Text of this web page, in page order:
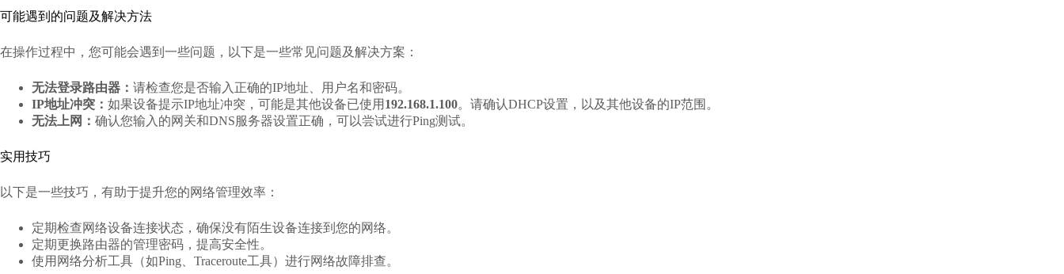
可能遇到的问题及解决方法
在操作过程中，您可能会遇到一些问题，以下是一些常见问题及解决方案：
无法登录路由器： 请检查您是否输入正确的IP地址、用户名和密码。
IP地址冲突： 如果设备提示IP地址冲突，可能是其他设备已使用 192.168.1.100。请确认DHCP设置，以及其他设备的IP范围。
无法上网： 确认您输入的网关和DNS服务器设置正确，可以尝试进行Ping测试。
实用技巧
以下是一些技巧，有助于提升您的网络管理效率：
定期检查网络设备连接状态，确保没有陌生设备连接到您的网络。
定期更换路由器的管理密码，提高安全性。
使用网络分析工具（如Ping、Traceroute工具）进行网络故障排查。